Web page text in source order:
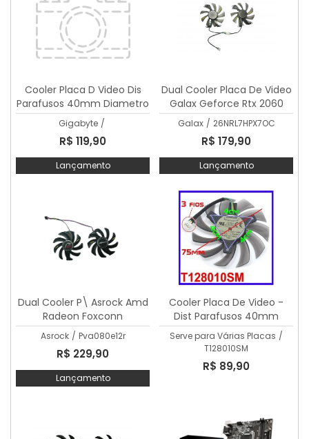
Cooler Placa D Video Dis
Parafusos 40mm Diametro
95mm 2 Fios
Gigabyte /
R$ 119,90
Lançamento
Dual Cooler Placa De Video
Galax Geforce Rtx 2060
6gb
Galax / 26NRL7HPX7OC
R$ 179,90
Lançamento
Dual Cooler P\ Asrock Amd
Radeon Foxconn
Pva080e12r
Asrock / Pva080e12r
R$ 229,90
Lançamento
Cooler Placa De Video -
Dist Parafusos 40mm
Diametro 75mm 3 Pinos
Serve para Várias Placas /
T128010SM
R$ 89,90